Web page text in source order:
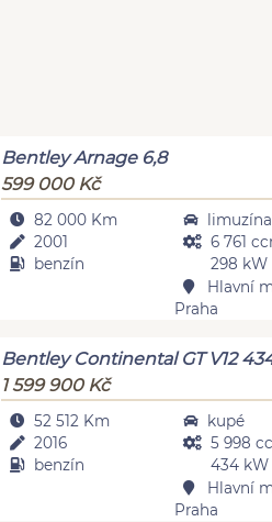
Bentley Arnage 6,8
599 000 Kč
82 000 Km
2001
benzín
limuzína
6 761
298 kW
Hlavní
Praha
Bentley Continental GT V12
1 599 900 Kč
52 512 Km
2016
benzín
kupé
5 998
434 kW
Hlavní
Praha